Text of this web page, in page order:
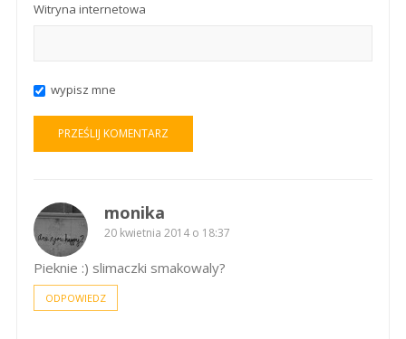
Witryna internetowa
wypisz mne
monika
20 kwietnia 2014 o 18:37
Pieknie :) slimaczki smakowaly?
ODPOWIEDZ